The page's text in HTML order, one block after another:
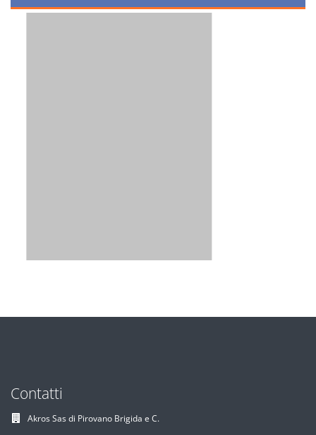
Contatti
Akros Sas di Pirovano Brigida e C.